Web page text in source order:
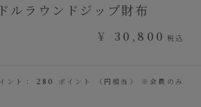
ルラウンドジップ財布
¥ 30,800 税込
ント： 280 ポイント （円相当） ※会員のみ